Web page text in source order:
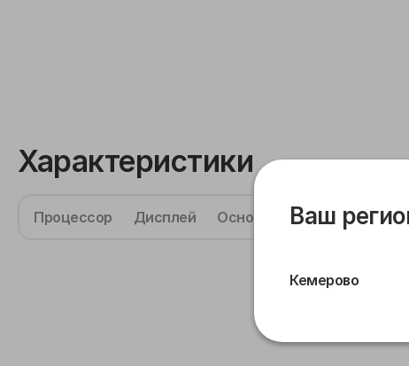
Характеристики
Процессор Дисплей Основная камера
Ваш
Кемерово